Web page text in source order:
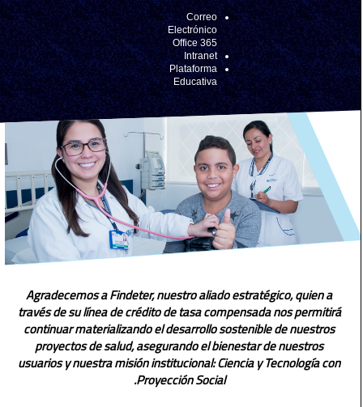
Correo
Electrónico
Office 365
Intranet
Plataforma
Educativa
Agradecemos a Findeter, nuestro aliado estratégico, quien a
través de su línea de crédito de tasa compensada nos permitirá
continuar materializando el desarrollo sostenible de nuestros
proyectos de salud, asegurando el bienestar de nuestros
usuarios y nuestra misión institucional: Ciencia y Tecnología con
Proyección Social.